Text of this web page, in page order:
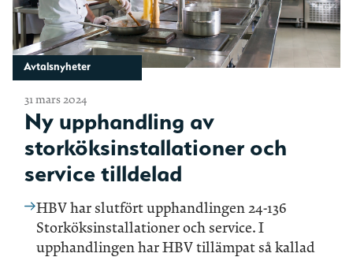
Avtalsnyheter
31 mars 2024
Ny upphandling av
storköksinstallationer och
service tilldelad
HBV har slutfört upphandlingen 24-136
Storköksinstallationer och service. I
upphandlingen har HBV tillämpat så kallad